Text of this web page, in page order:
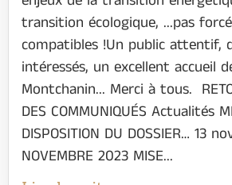
transition écologique, ...pas
compatibles !Un public attentif,
intéressés, un excellent accueil
Montchanin... Merci à tous.
DES COMMUNIQUÉS Actualités
DISPOSITION DU DOSSIER… 13
NOVEMBRE 2023 MISE...